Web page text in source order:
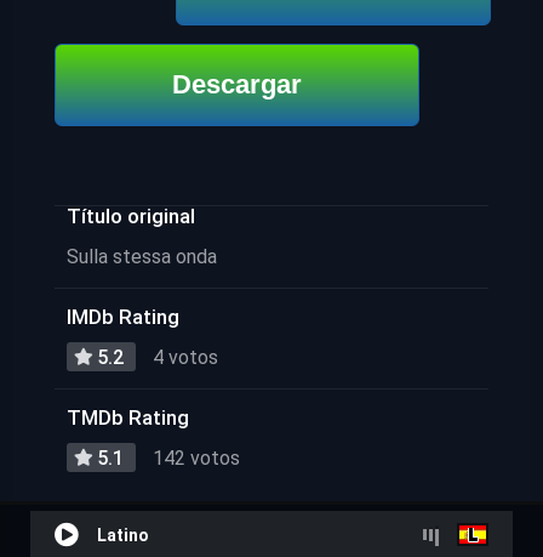
Descargar
Título original
Sulla stessa onda
IMDb Rating
5.2 4 votos
TMDb Rating
5.1 142 votos
Latino